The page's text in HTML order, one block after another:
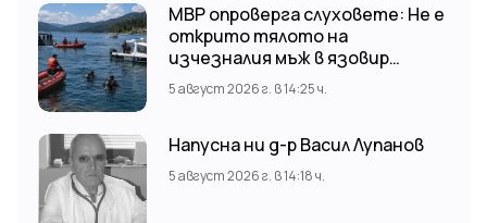
МВР опроверга слуховете: Не е
открито тялото на
изчезналия мъж в язовир
„Доспат“ Издирвателната
операция продължава!
5 август 2026 г. в 14:25 ч.
Напусна ни д-р Васил Лупанов
5 август 2026 г. в 14:18 ч.